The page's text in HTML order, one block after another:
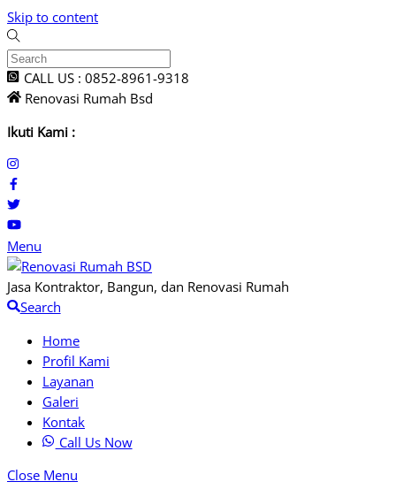
Skip to content
CALL US : 0852-8961-9318
Renovasi Rumah Bsd
Ikuti Kami :
Menu
Jasa Kontraktor, Bangun, dan Renovasi Rumah
Search
Home
Profil Kami
Layanan
Galeri
Kontak
Call Us Now
Close Menu